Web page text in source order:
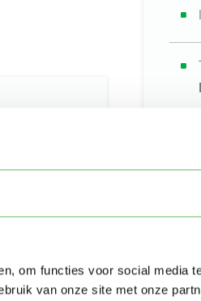
om functies voor social media
van onze site met onze